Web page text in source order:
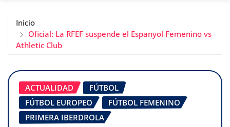
Inicio
Oficial: La RFEF suspende el Espanyol Femenino vs
Athletic Club
ACTUALIDAD
FÚTBOL
FÚTBOL EUROPEO
FÚTBOL FEMENINO
PRIMERA IBERDROLA